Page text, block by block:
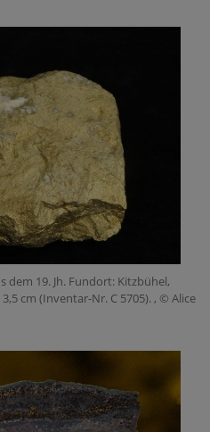
dem 19. Jh. Fundort: Kitzbühel,
cm (Inventar-Nr. C 5705). , © Alice